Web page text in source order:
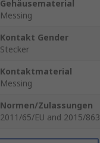
Gehäusematerial
Messing
Kontakt Gender
Stecker
Kontaktmaterial
Messing
Normen/Zulassungen
2011/65/EU and 2015/863